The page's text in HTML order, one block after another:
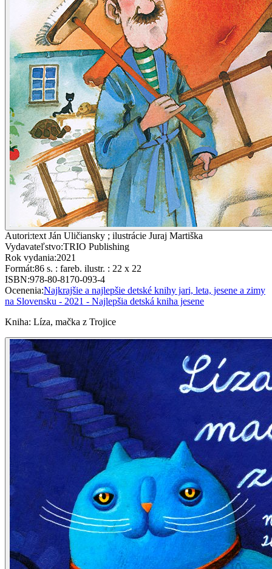
Autori:text Ján Uličiansky ; ilustrácie Juraj Martiška
Vydavateľstvo:TRIO Publishing
Rok vydania:2021
Formát:86 s. : fareb. ilustr. : 22 x 22
ISBN:978-80-8170-093-4
Ocenenia:Najkrajšie a najlepšie detské knihy jari, leta, jesene a zimy
na Slovensku - 2021 - Najlepšia detská kniha jesene
Kniha: Líza, mačka z Trojice